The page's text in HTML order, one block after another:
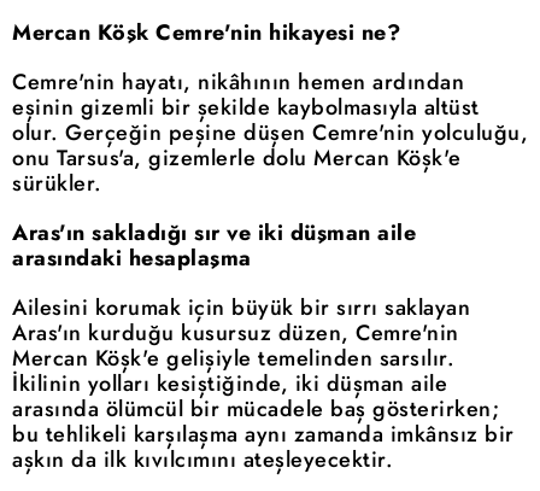
Mercan Köşk Cemre'nin hikayesi ne?
Cemre'nin hayatı, nikâhının hemen ardından
eşinin gizemli bir şekilde kaybolmasıyla altüst
olur. Gerçeğin peşine düşen Cemre'nin yolculuğu,
onu Tarsus'a, gizemlerle dolu Mercan Köşk'e
sürükler.
Aras'ın sakladığı sır ve iki düşman aile
arasındaki hesaplaşma
Ailesini korumak için büyük bir sırrı saklayan
Aras'ın kurduğu kusursuz düzen, Cemre'nin
Mercan Köşk'e gelişiyle temelinden sarsılır.
İkilinin yolları kesiştiğinde, iki düşman aile
arasında ölümcül bir mücadele baş gösterirken;
bu tehlikeli karşılaşma aynı zamanda imkânsız bir
aşkın da ilk kıvılcımını ateşleyecektir.